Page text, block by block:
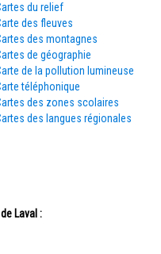
du relief
des fleuves
des montagnes
de géographie
de la pollution lumineuse
téléphonique
des zones scolaires
des langues régionales
Laval :